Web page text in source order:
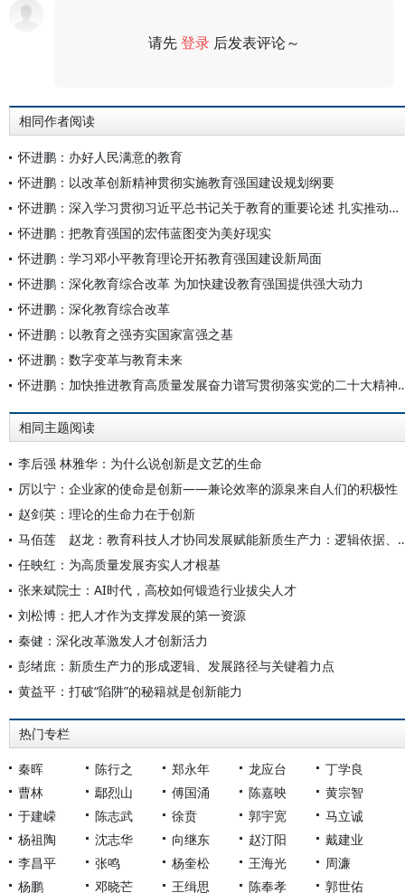
请先登录 后发表评论～
相同作者阅读
怀进鹏：办好人民满意的教育
怀进鹏：以改革创新精神贯彻实施教育强国建设规划纲要
怀进鹏：深入学习贯彻习近平总书记关于教育的重要论述 扎实推动教育强国建设
怀进鹏：把教育强国的宏伟蓝图变为美好现实
怀进鹏：学习邓小平教育理论开拓教育强国建设新局面
怀进鹏：深化教育综合改革 为加快建设教育强国提供强大动力
怀进鹏：深化教育综合改革
怀进鹏：以教育之强夯实国家富强之基
怀进鹏：数字变革与教育未来
怀进鹏：加快推进教育高质量
相同主题阅读
李后强 林雅华：为什么说创新是文艺的生命
厉以宁：企业家的使命是创新——兼论效率的源泉来自人们的积极性
赵剑英：理论的生命力在于创新
马佰莲 赵龙：教育科技人才协同发
任映红：为高质量发展夯实人才根基
张来斌院士：AI时代，高校如何锻造行业拔尖人才
刘松博：把人才作为支撑发展的第一资源
秦健：深化改革激发人才创新活力
彭绪庶：新质生产力的形成逻辑、发展路径与关键着力点
黄益平：打破“陷阱”的秘籍就是创新能力
热门专栏
秦晖 陈行之 郑永年 龙应台
丁学良
曹林
鄢烈山 傅国涌 陈嘉映
黄宗智
于建嵘
陈志武 徐贲 郭宇宽
马立诚
杨祖陶
沈志华 向继东 赵汀阳
戴建业
李昌平
张鸣 杨奎松 王海光
周濂
杨鹏
邓晓芒 王缉思 陈奉孝 郭世佑